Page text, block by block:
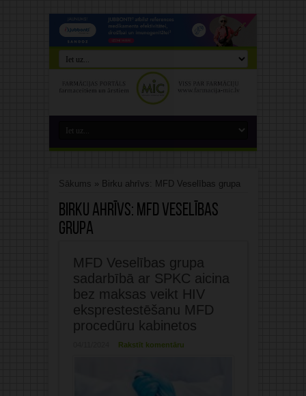
Sākums » Birku ahrīvs: MFD Veselības grupa
Birku ahrīvs: MFD Veselības
grupa
MFD Veselības grupa
sadarbībā ar SPKC aicina
bez maksas veikt HIV
eksprestestēšanu MFD
procedūru kabinetos
Rakstīt komentāru